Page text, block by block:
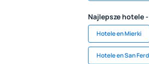
Najlepsze hotele
Hotele en Mierki
Hotele en San